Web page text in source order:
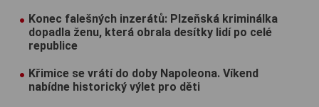
Konec falešných inzerátů: Plzeňská kriminálka
dopadla ženu, která obrala desítky lidí po celé
republice
Křimice se vrátí do doby Napoleona. Víkend
nabídne historický výlet pro děti